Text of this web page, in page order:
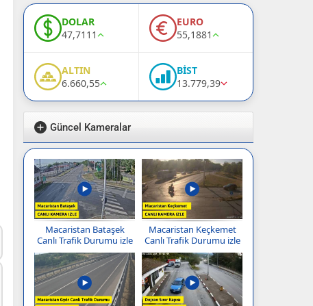
DOLAR
47,7111
EURO
55,1881
ALTIN
6.660,55
BİST
13.779,39
Güncel Kameralar
Macaristan Bataşek
Canlı Trafik Durumu izle
Macaristan Keçkemet
Canlı Trafik Durumu izle